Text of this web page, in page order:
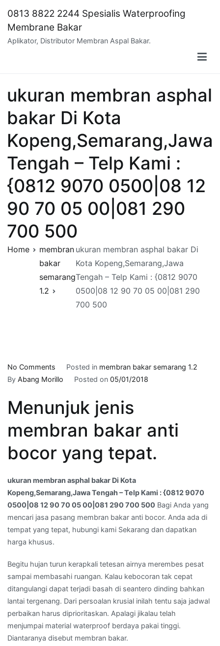
content
0813 8822 2244 Spesialis Waterproofing
Membrane Bakar
Aplikator, Distributor Membran Aspal Bakar.
ukuran membran asphal
bakar Di Kota
Kopeng,Semarang,Jawa
Tengah – Telp Kami :
{0812 9070 0500|08 12
90 70 05 00|081 290
700 500
Home
membran
bakar
semarang
1.2
ukuran membran asphal bakar Di
Kota Kopeng,Semarang,Jawa
Tengah – Telp Kami : {0812 9070
0500|08 12 90 70 05 00|081 290
700 500
No Comments
ukuran
asphal
bakar
Di
Kopeng,Semarang,Jawa
Tengah
–
Telp
Kami
:
{0812
12
90
70
05
00|081
290
700
Posted in membran bakar semarang 1.2
By Abang Morillo Posted on 05/01/2018
Menunjuk jenis
membran bakar anti
bocor yang tepat.
ukuran membran asphal bakar Di Kota
Kopeng,Semarang,Jawa Tengah – Telp Kami : {0812 9070
0500|08 12 90 70 05 00|081 290 700 500 Bagi Anda yang
mencari jasa pasang membran bakar anti bocor. Anda ada di
tempat yang tepat, hubungi kami Sekarang dan dapatkan
harga khusus.
Begitu hujan turun kerapkali tetesan airnya merembes pesat
sampai membasahi ruangan. Kalau kebocoran tak cepat
ditangulangi dapat terjadi basah di seantero dinding bahkan
lantai tergenang. Dari persoalan krusial inilah tentu saja jadwal
perbaikan harus diprioritaskan. Apalagi jikalau telah
menjumpai material waterproof berdaya pakai tinggi.
Diantaranya disebut membran bakar.